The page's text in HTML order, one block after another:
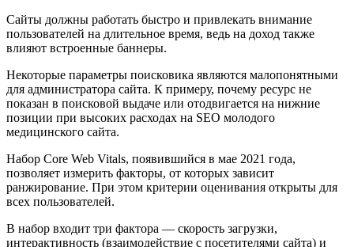
Сайты должны работать быстро и привлекать внимание
пользователей на длительное время, ведь на доход также
влияют встроенные баннеры.
Некоторые параметры поисковика являются малопонятными
для администратора сайта. К примеру, почему ресурс не
показан в поисковой выдаче или отодвигается на нижние
позиции при высоких расходах на SEO молодого
медицинского сайта.
Набор Core Web Vitals, появившийся в мае 2021 года,
позволяет измерить факторы, от которых зависит
ранжирование. При этом критерии оценивания открыты для
всех пользователей.
В набор входит три фактора — скорость загрузки,
интерактивность (взаимодействие с посетителями сайта) и